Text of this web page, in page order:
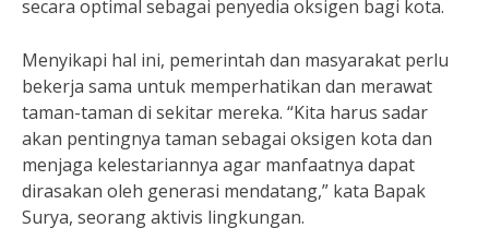
secara optimal sebagai penyedia oksigen bagi kota.
Menyikapi hal ini, pemerintah dan masyarakat perlu
bekerja sama untuk memperhatikan dan merawat
taman-taman di sekitar mereka. “Kita harus sadar
akan pentingnya taman sebagai oksigen kota dan
menjaga kelestariannya agar manfaatnya dapat
dirasakan oleh generasi mendatang,” kata Bapak
Surya, seorang aktivis lingkungan.